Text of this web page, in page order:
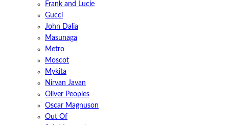
Frank and Lucie
Gucci
John Dalia
Masunaga
Metro
Moscot
Mykita
Nirvan Javan
Oliver Peoples
Oscar Magnuson
Out Of